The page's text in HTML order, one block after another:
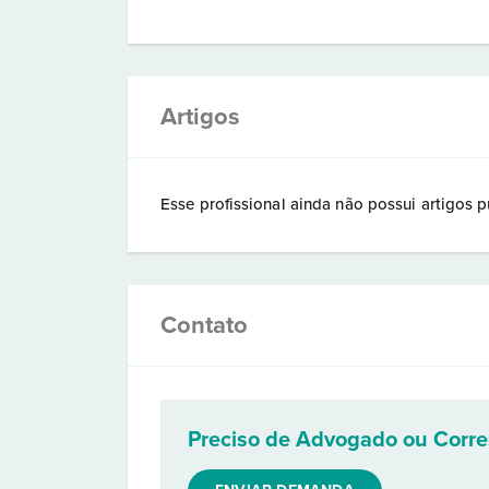
Artigos
Esse profissional ainda não possui artigos
Contato
Preciso de Advogado ou